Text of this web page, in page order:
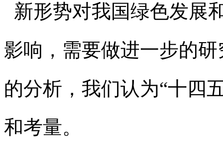
新形势对我国绿色发展
影响，需要做进一步的
的分析，我们认为“十四
和考量。